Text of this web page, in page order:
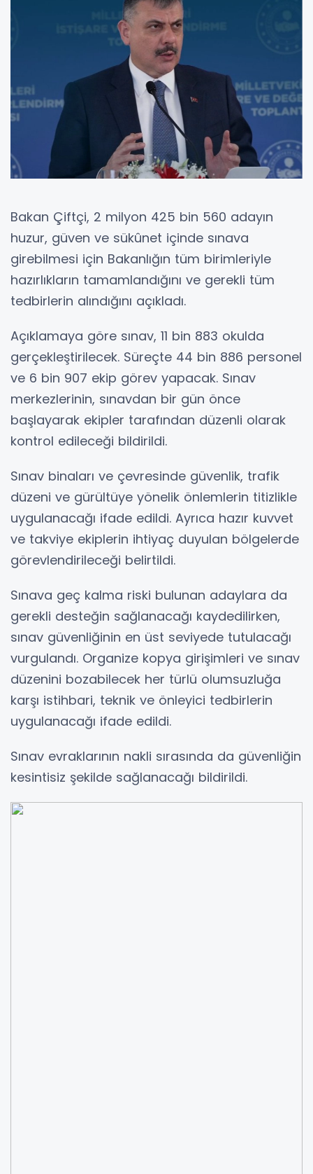
Bakan Çiftçi, 2 milyon 425 bin 560 adayın
huzur, güven ve sükûnet içinde sınava
girebilmesi için Bakanlığın tüm birimleriyle
hazırlıkların tamamlandığını ve gerekli tüm
tedbirlerin alındığını açıkladı.
Açıklamaya göre sınav, 11 bin 883 okulda
gerçekleştirilecek. Süreçte 44 bin 886 personel
ve 6 bin 907 ekip görev yapacak. Sınav
merkezlerinin, sınavdan bir gün önce
başlayarak ekipler tarafından düzenli olarak
kontrol edileceği bildirildi.
Sınav binaları ve çevresinde güvenlik, trafik
düzeni ve gürültüye yönelik önlemlerin titizlikle
uygulanacağı ifade edildi. Ayrıca hazır kuvvet
ve takviye ekiplerin ihtiyaç duyulan bölgelerde
görevlendirileceği belirtildi.
Sınava geç kalma riski bulunan adaylara da
gerekli desteğin sağlanacağı kaydedilirken,
sınav güvenliğinin en üst seviyede tutulacağı
vurgulandı. Organize kopya girişimleri ve sınav
düzenini bozabilecek her türlü olumsuzluğa
karşı istihbari, teknik ve önleyici tedbirlerin
uygulanacağı ifade edildi.
Sınav evraklarının nakli sırasında da güvenliğin
kesintisiz şekilde sağlanacağı bildirildi.